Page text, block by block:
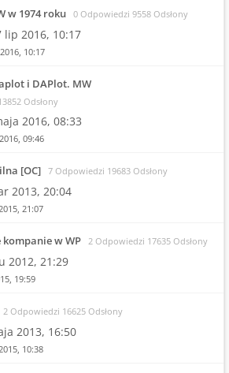
w 1974 roku 0 Odpowiedzi 9558 Odsłony
lip 2016, 10:17
10:17
i DAPlot. MW
Odsłony
2016, 08:33
09:46
[OC] 7 Odpowiedzi 19683 Odsłony
2013, 20:04
21:07
w WP 2 Odpowiedzi 17635 Odsłony
2012, 21:29
19:59
2 Odpowiedzi 16625 Odsłony
2013, 16:50
10:38